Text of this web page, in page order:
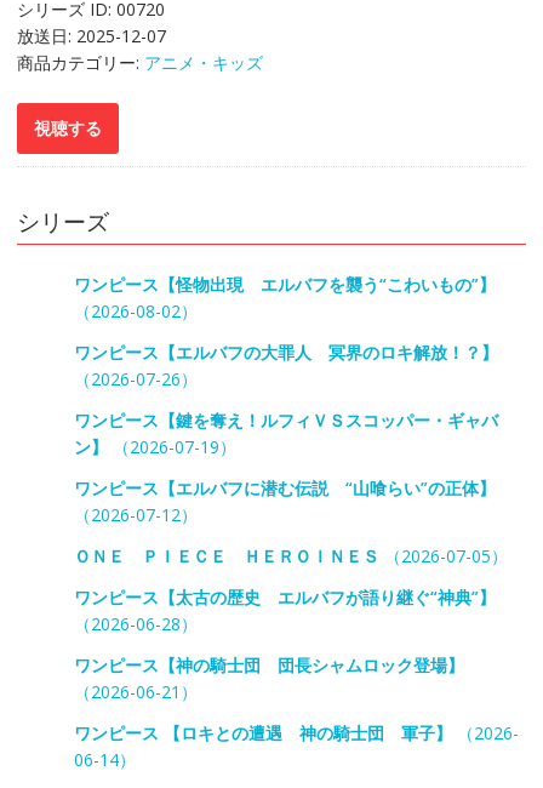
シリーズ ID: 00720
放送日: 2025-12-07
商品カテゴリー: アニメ・キッズ
シリーズ
ワンピース【怪物出現 エルバフを襲う“こわいもの”】
（2026-08-02）
ワンピース【エルバフの大罪人 冥界のロキ解放！？】
（2026-07-26）
ワンピース【鍵を奪え！ルフィＶＳスコッパー・ギャバ
ン】
（2026-07-19）
ワンピース【エルバフに潜む伝説 “山喰らい”の正体】
（2026-07-12）
ＯＮＥ ＰＩＥＣＥ ＨＥＲＯＩＮＥＳ
（2026-07-05）
ワンピース【太古の歴史 エルバフが語り継ぐ“神典”】
（2026-06-28）
ワンピース【神の騎士団 団長シャムロック登場】
（2026-06-21）
ワンピース 【ロキとの遭遇 神の騎士団 軍子】
（2026-
06-14）